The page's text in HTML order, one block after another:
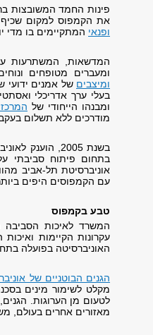
פינות החמד המשובצות
את הקמפוס למקום שכיף
ופנאי המתקיימים בו מדי
ומעברים מטופחים
ומיצבים של אמנים ידועי
בעלי ערך אדריכלי
ומבנהו הייחודי של
מודרכים ללא תשלום
בשנת 2005,
בתחום פיתוח סביבתי
אוניברסיטת תל-אביב
עם הקמפוסים היפים
טבע בקמפוס
המשרד לאיכות
עקרונות הקיימות
האוניברסיטה בפועלה
הגנים הבוטניים של
מקלט לשימור מינים
לטעום מן הערוגות.
מאזורים אחרים בעולם,